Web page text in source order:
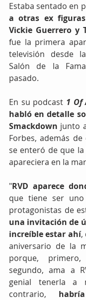
Estaba sentado en
a otras ex
Vickie Guerrero y
fue la primera
televisión desde
Salón de la
pasado.
En su podcast 1 Of
habló en detalle
Smackdown junto
Forbes, además
se enteró de que
apareciera en la
"RVD aparece
que tiene ser
protagonistas de
una invitación de
increíble estar ahí,
aniversario de la
porque,
segundo, ama a
genial tenerla
contrario,